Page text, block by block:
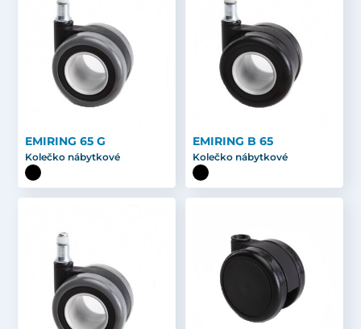
EMIRING 65 G
Kolečko nábytkové
EMIRING B 65
Kolečko nábytkové